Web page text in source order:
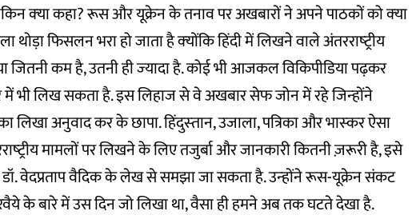
क्‍या कहा? रूस और यूक्रेन के तनाव पर अखबारों ने अपने पाठकों को क्‍या
थोड़ा फिसलन भरा हो जाता है क्‍योंकि हिंदी में लिखने वाले अंतरराष्‍ट्रीय
जितनी कम है, उतनी ही ज्‍यादा है. कोई भी आजकल विकिपीडिया पढ़कर
भी लिख सकता है. इस लिहाज से वे अखबार सेफ जोन में रहे जिन्‍होंने
लिखा अनुवाद कर के छापा. हिंदुस्‍तान, उजाला, पत्रिका और भास्‍कर ऐसा
मामलों पर लिखने के लिए तजुर्बा और जानकारी कितनी ज़रूरी है, इसे
वेदप्रताप वैदिक के लेख से समझा जा सकता है. उन्‍होंने रूस-यूक्रेन संकट
के बारे में उस दिन जो लिखा था, वैसा ही हमने अब तक घटते देखा है.